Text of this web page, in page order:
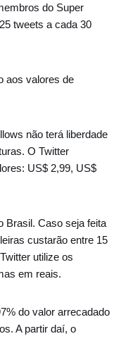
do Super
tweets a cada 30
aos valores de
não terá liberdade
O Twitter
US$ 2,99, US$
Brasil. Caso seja feita
custarão entre 15
utilize os
em reais.
do valor arrecadado
A partir daí, o